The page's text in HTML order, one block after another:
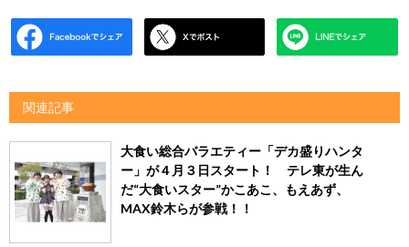
関連記事
大食い総合バラエティー「デカ盛りハンタ
ー」が４月３日スタート！ テレ東が生ん
だ“大食いスター”かこあこ、もえあず、
MAX鈴木らが参戦！！